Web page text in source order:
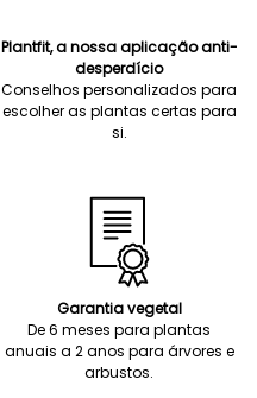
Plantfit, a nossa aplicação anti-
desperdício
Conselhos personalizados para
escolher as plantas certas para
si.
Garantia vegetal
De 6 meses para plantas
anuais a 2 anos para árvores e
arbustos.